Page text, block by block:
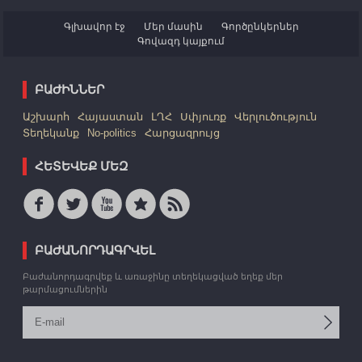
Գլխավոր էջ Մեր մասին
Գործընկերներ
Գովազդ կայքում
ԲԱԺԻՆՆԵՐ
Աշխարհ Հայաստան ԼՂՀ Սփյուռք
Վերլուծություն
Տեղեկանք
No-politics Հարցազրույց
ՀԵՏԵՎԵՔ ՄԵԶ
ԲԱԺԱՆՈՐԴԱԳՐՎԵԼ
Բաժանորդագրվեք և առաջինը տեղեկացված եղեք մեր
թարմացումներին